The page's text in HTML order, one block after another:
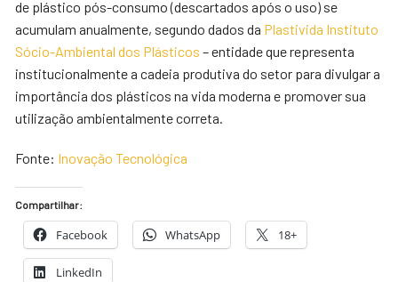
de plástico pós-consumo (descartados após o uso) se
acumulam anualmente, segundo dados da Plastivida Instituto
Sócio-Ambiental dos Plásticos – entidade que representa
institucionalmente a cadeia produtiva do setor para divulgar a
importância dos plásticos na vida moderna e promover sua
utilização ambientalmente correta.
Fonte: Inovação Tecnológica
Compartilhar:
Facebook WhatsApp 18+
LinkedIn